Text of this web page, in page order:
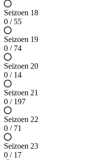
Seizoen 18
0 / 55
Seizoen 19
0 / 74
Seizoen 20
0 / 14
Seizoen 21
0 / 197
Seizoen 22
0 / 71
Seizoen 23
0 / 17